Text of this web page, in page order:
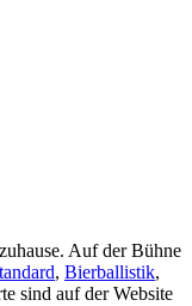
Auf der Bühne
, Bierballistik,
sind auf der Website